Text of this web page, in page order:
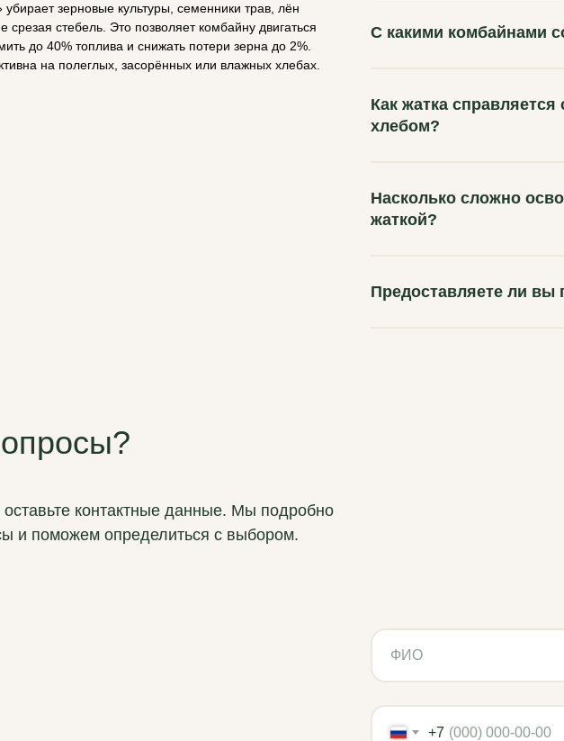
зерновые культуры, семенники трав, лён
стебель. Это позволяет комбайну двигаться
до 40% топлива и снижать потери зерна до 2%.
на полеглых, засорённых или влажных хлебах.
С какими комбайнами
Как жатка
хлебом?
Насколько сложно
жаткой?
Предоставляете ли вы
контактные данные. Мы подробно
и поможем определиться с выбором.
+7